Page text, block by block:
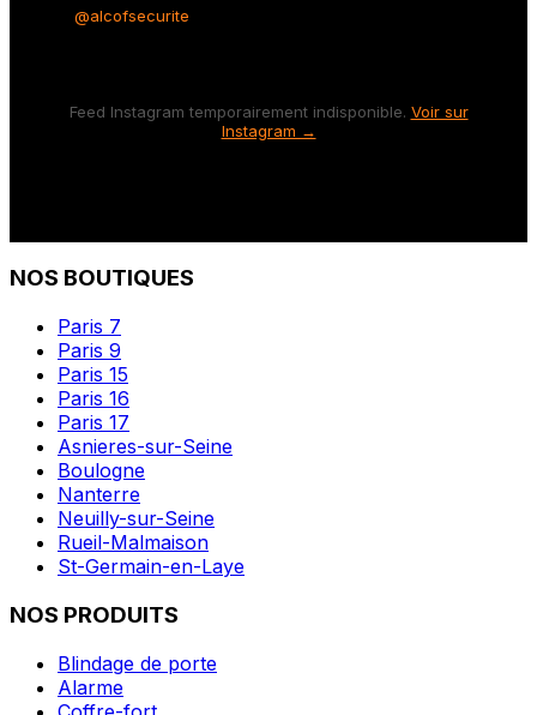
@alcofsecurite
Feed Instagram temporairement indisponible. Voir sur
Instagram →
NOS BOUTIQUES
Paris 7
Paris 9
Paris 15
Paris 16
Paris 17
Asnieres-sur-Seine
Boulogne
Nanterre
Neuilly-sur-Seine
Rueil-Malmaison
St-Germain-en-Laye
NOS PRODUITS
Blindage de porte
Alarme